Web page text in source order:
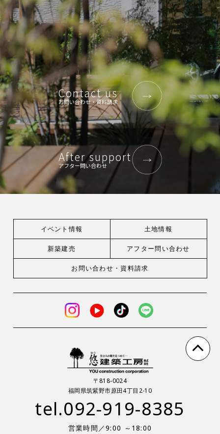
Contact us
お問い合わせ・資料請求
After support
アフター問い合わせ
イベント情報 土地情報
新築建売 アフター問い合わせ
お問い合わせ・ 資料請求
〒818-0024
福岡県筑紫野市原田4丁目2-10
tel.092-919-8385
営業時間／9:00 ～18:00